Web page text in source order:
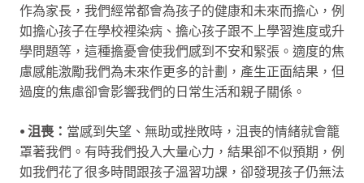
作為家長，我們經常都會為孩子的健康和未來而擔心，例
如擔心孩子在學校裡染病、擔心孩子跟不上學習進度或升
學問題等，這種擔憂會使我們感到不安和緊張。適度的焦
慮感能激勵我們為未來作更多的計劃，產生正面結果，但
過度的焦慮卻會影響我們的日常生活和親子關係。
⦁ 沮喪： 當感到失望、無助或挫敗時，沮喪的情緒就會籠
罩著我們。有時我們投入大量心力，結果卻不似預期，例
如我們花了很多時間跟孩子溫習功課，卻發現孩子仍無法